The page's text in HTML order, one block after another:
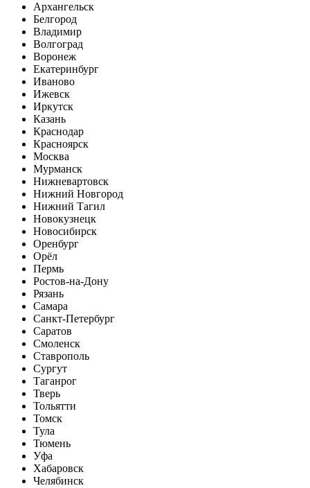
Архангельск
Белгород
Владимир
Волгоград
Воронеж
Екатеринбург
Иваново
Ижевск
Иркутск
Казань
Краснодар
Красноярск
Москва
Мурманск
Нижневартовск
Нижний Новгород
Нижний Тагил
Новокузнецк
Новосибирск
Оренбург
Орёл
Пермь
Ростов-на-Дону
Рязань
Самара
Санкт-Петербург
Саратов
Смоленск
Ставрополь
Сургут
Таганрог
Тверь
Тольятти
Томск
Тула
Тюмень
Уфа
Хабаровск
Челябинск